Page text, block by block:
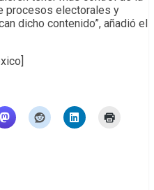
procesos electorales y
dicho contenido”, añadió el